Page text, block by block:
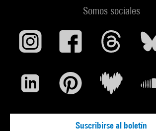
Somos sociales
Suscribirse al boletín